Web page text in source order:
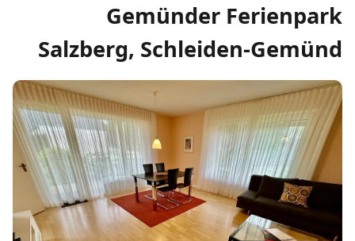
Gemünder Ferienpark
Salzberg, Schleiden-Gemünd